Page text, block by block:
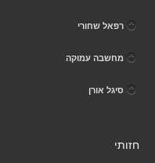
רפאל שחורי
מחשבה עמוקה
סיגל אורן
חזותי